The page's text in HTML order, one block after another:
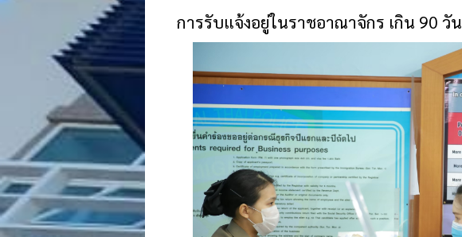
การรับแจ้งอยู่ในราชอาณาจักร เกิน 90 วัน